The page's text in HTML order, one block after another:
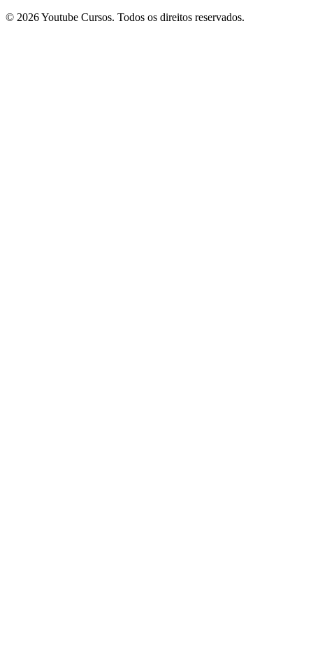
© 2026 Youtube Cursos. Todos os direitos reservados.